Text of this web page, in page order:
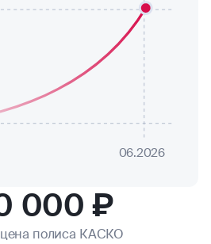
06.2026
000 ₽
полиса КАСКО